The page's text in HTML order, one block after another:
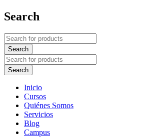
Search
Inicio
Cursos
Quiénes Somos
Servicios
Blog
Campus